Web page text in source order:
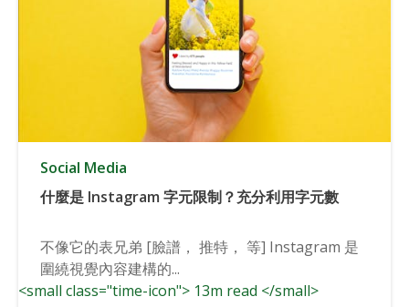
Social Media
什麼是 Instagram 字元限制？充分利用字元數
不像它的表兄弟 [臉譜， 推特， 等] Instagram 是
圍繞視覺內容建構的...
<small class="time-icon"> 13m read </small>